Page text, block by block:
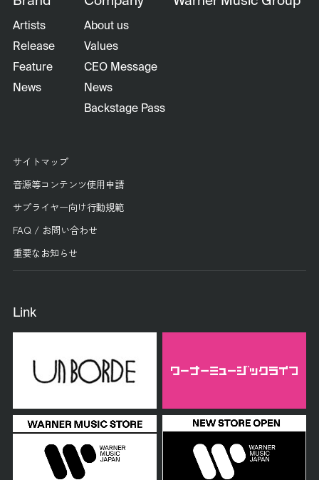
Artists
Release
Feature
News
About us
Values
CEO Message
News
Backstage Pass
サイトマップ
音源等コンテンツ使用申請
サプライヤー向け行動規範
FAQ / お問い合わせ
重要なお知らせ
Link